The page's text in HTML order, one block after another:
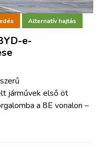
Alternatív hajtás
e-
járművek első öt
a 8E vonalon –